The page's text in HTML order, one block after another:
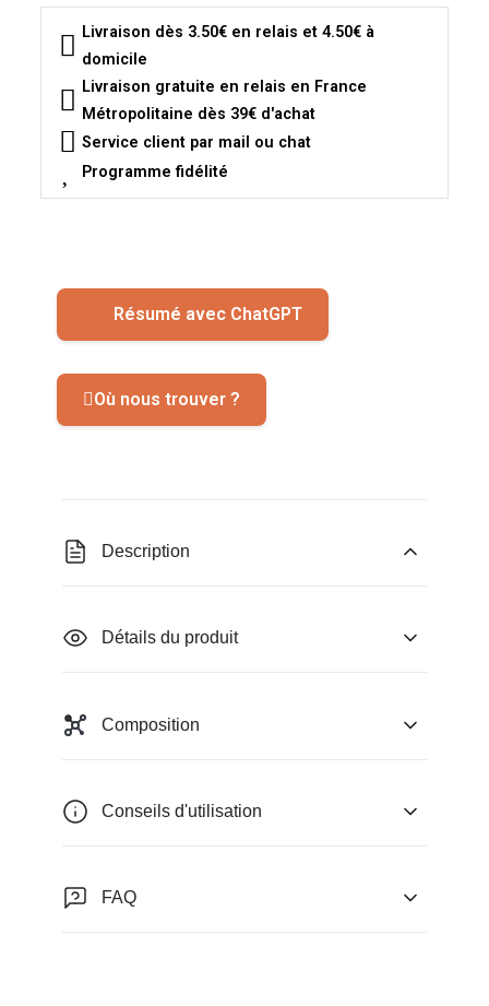
Livraison dès 3.50€ en relais et 4.50€ à
domicile
Livraison gratuite en relais en France
Métropolitaine dès 39€ d'achat
Service client par mail ou chat
Programme fidélité
Résumé avec ChatGPT
Où nous trouver ?
Description
Détails du produit
Composition
Conseils d'utilisation
FAQ